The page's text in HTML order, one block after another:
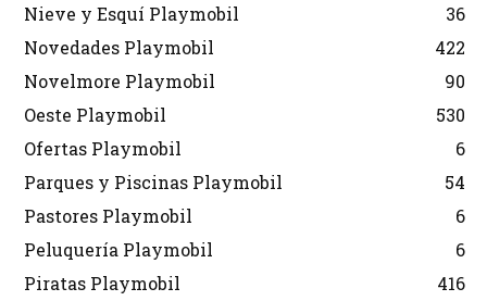
Nieve y Esquí Playmobil
36
Novedades Playmobil
422
Novelmore Playmobil
90
Oeste Playmobil
530
Ofertas Playmobil
6
Parques y Piscinas Playmobil
54
Pastores Playmobil
6
Peluquería Playmobil
6
Piratas Playmobil
416